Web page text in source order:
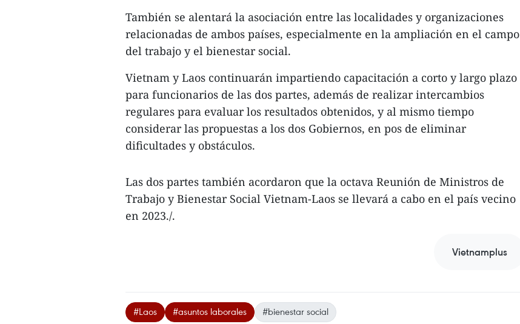
También se alentará la asociación entre las localidades y organizaciones
relacionadas de ambos países, especialmente en la ampliación en el campo
del trabajo y el bienestar social.
Vietnam y Laos continuarán impartiendo capacitación a corto y largo plazo
para funcionarios de las dos partes, además de realizar intercambios
regulares para evaluar los resultados obtenidos, y al mismo tiempo
considerar las propuestas a los dos Gobiernos, en pos de eliminar
dificultades y obstáculos.
Las dos partes también acordaron que la octava Reunión de Ministros de
Trabajo y Bienestar Social Vietnam-Laos se llevará a cabo en el país vecino
en 2023./.
Vietnamplus
#Laos #asuntos laborales #bienestar social